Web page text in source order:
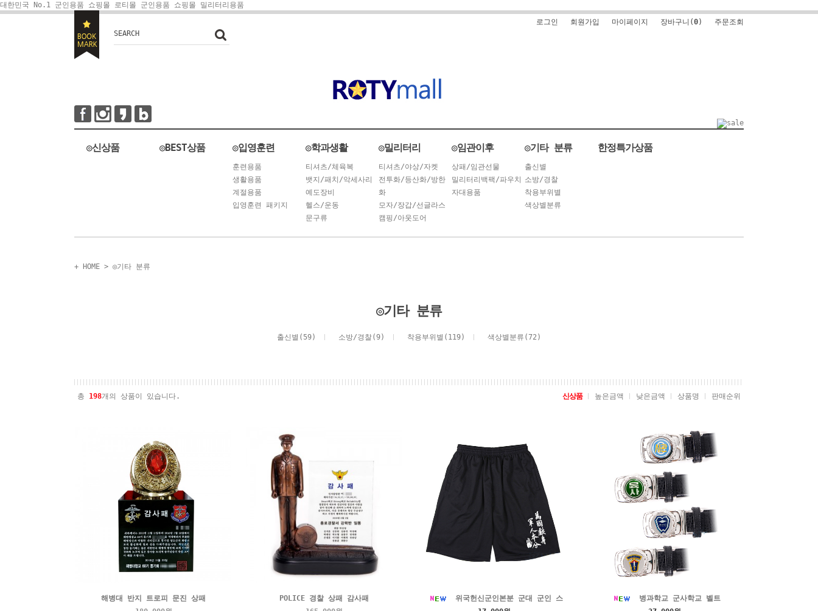
대한민국 No.1 군인용품 쇼핑몰 로티몰 군인용품 쇼핑몰 밀리터리용품
SEARCH
로그인 회원가입 마이페이지 장바구니(0) 주문조회
◎신상품 ◎BEST상품 ◎입영훈련
훈련용품
생활용품
계절용품
입영훈련 패키지
◎학과생활
티셔츠/체육복
뱃지/패치/악세사리
예도장비
헬스/운동
문구류
◎밀리터리
티셔츠/야상/자켓
전투화/등산화/방한
화
모자/장갑/선글라스
캠핑/아웃도어
◎임관이후
상패/임관선물
밀리터리백팩/파우치
자대용품
◎기타 분류
출신별
소방/경찰
착용부위별
색상별분류
한정특가상품
+ HOME > ◎기타 분류
◎기타 분류
출신별(59) 소방/경찰(9) 착용부위별(119) 색상별분류(72)
총 198개의 상품이 있습니다. 신상품 높은금액 낮은금액 상품명 판매순위
해병대 반지 트로피 문진 상패
POLICE 경찰 상패 감사패
위국헌신군인본분 군대 군인 스
병과학교 군사학교 벨트